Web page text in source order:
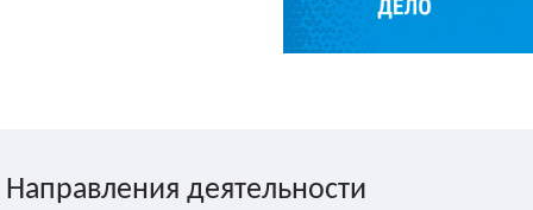
Направления деятельности